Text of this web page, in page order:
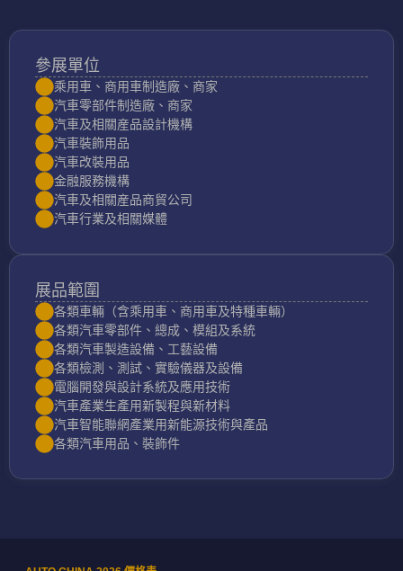
參展單位
乘用車、商用車制造廠、商家
汽車零部件制造廠、商家
汽車及相關産品設計機構
汽車裝飾用品
汽車改裝用品
金融服務機構
汽車及相關産品商貿公司
汽車行業及相關媒體
展品範圍
各類車輛（含乘用車、商用車及特種車輛）
各類汽車零部件、總成、模組及系統
各類汽車製造設備、工藝設備
各類檢測、測試、實驗儀器及設備
電腦開發與設計系統及應用技術
汽車產業生產用新製程與新材料
汽車智能聯網產業用新能源技術與產品
各類汽車用品、裝飾件